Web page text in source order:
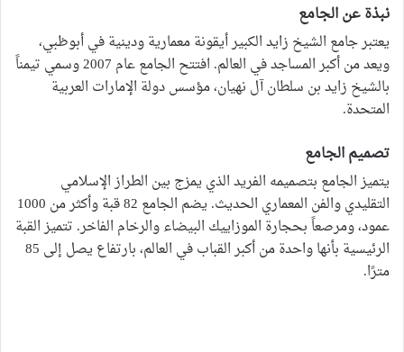
نبذة عن الجامع
يعتبر جامع الشيخ زايد الكبير أيقونة معمارية ودينية في أبوظبي،
ويعد من أكبر المساجد في العالم. افتتح الجامع عام 2007 وسمي تيمناً
بالشيخ زايد بن سلطان آل نهيان، مؤسس دولة الإمارات العربية
المتحدة.
تصميم الجامع
يتميز الجامع بتصميمه الفريد الذي يمزج بين الطراز الإسلامي
التقليدي والفن المعماري الحديث. يضم الجامع 82 قبة وأكثر من 1000
عمود، ومرصعاً بحجارة الموزاييك البيضاء والرخام الفاخر. تتميز القبة
الرئيسية بأنها واحدة من أكبر القباب في العالم، بارتفاع يصل إلى 85
مترًا.